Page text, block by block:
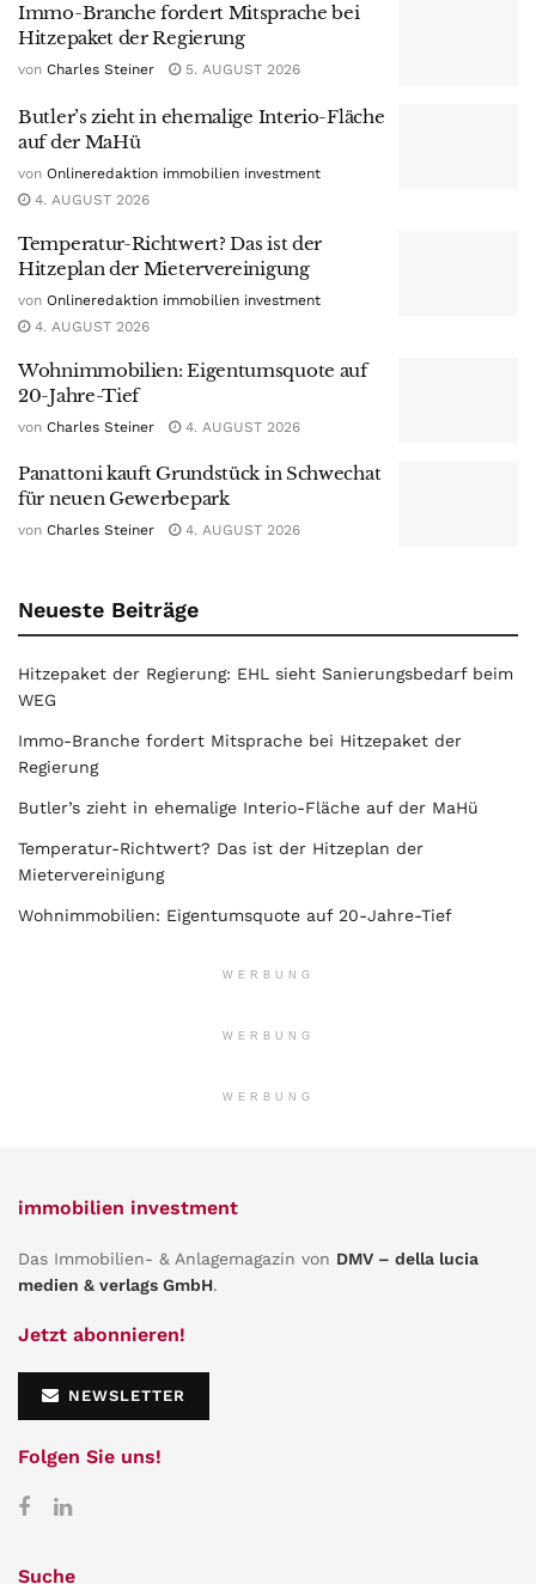
Immo-Branche fordert Mitsprache bei
Hitzepaket der Regierung
von Charles Steiner 5. AUGUST 2026
Butler’s zieht in ehemalige Interio-Fläche
auf der MaHü
von Onlineredaktion immobilien investment
4. AUGUST 2026
Temperatur-Richtwert? Das ist der
Hitzeplan der Mietervereinigung
von Onlineredaktion immobilien investment
4. AUGUST 2026
Wohnimmobilien: Eigentumsquote auf
20-Jahre-Tief
von Charles Steiner 4. AUGUST 2026
Panattoni kauft Grundstück in Schwechat
für neuen Gewerbepark
von Charles Steiner 4. AUGUST 2026
Neueste Beiträge
Hitzepaket der Regierung: EHL sieht Sanierungsbedarf beim
WEG
Immo-Branche fordert Mitsprache bei Hitzepaket der
Regierung
Butler’s zieht in ehemalige Interio-Fläche auf der MaHü
Temperatur-Richtwert? Das ist der Hitzeplan der
Mietervereinigung
Wohnimmobilien: Eigentumsquote auf 20-Jahre-Tief
WERBUNG
WERBUNG
WERBUNG
immobilien investment
Das Immobilien- & Anlagemagazin von DMV – della lucia
medien & verlags GmbH.
Jetzt abonnieren!
NEWSLETTER
Folgen Sie uns!
Suche